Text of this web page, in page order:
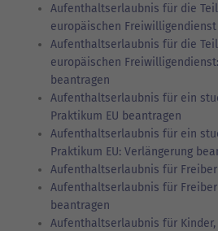
Aufenthaltserlaubnis für die
europäischen
Aufenthaltserlaubnis für die
europäischen
beantragen
Aufenthaltserlaubnis für ein
Praktikum EU beantragen
Aufenthaltserlaubnis für ein
Praktikum EU: Verlängerung
Aufenthaltserlaubnis für
Aufenthaltserlaubnis für
beantragen
Aufenthaltserlaubnis für